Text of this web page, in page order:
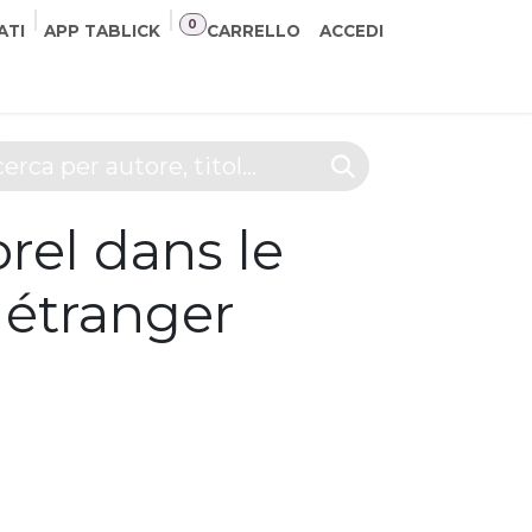
APP TABLICK CARRELLO
0 ACCEDI
dans le